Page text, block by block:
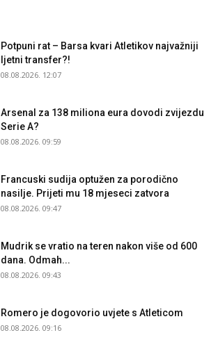
Potpuni rat – Barsa kvari Atletikov najvažniji
ljetni transfer?!
08.08.2026. 12:07
Arsenal za 138 miliona eura dovodi zvijezdu
Serie A?
08.08.2026. 09:59
Francuski sudija optužen za porodično
nasilje. Prijeti mu 18 mjeseci zatvora
08.08.2026. 09:47
Mudrik se vratio na teren nakon više od 600
dana. Odmah...
08.08.2026. 09:43
Romero je dogovorio uvjete s Atleticom
08.08.2026. 09:16